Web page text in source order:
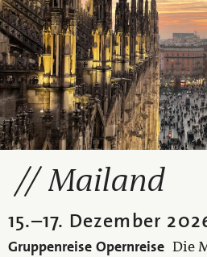
Mailand
15.–17. Dezember
Gruppenreise Opernreise Die